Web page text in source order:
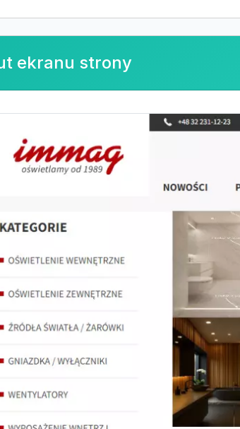
ekranu strony